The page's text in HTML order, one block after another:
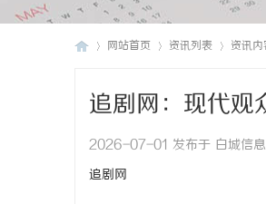
网站首页 资讯列表 资讯内
追剧网：现代观
2026-07-01 发布于 白城信
追剧网